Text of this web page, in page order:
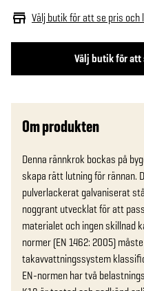
Välj butik för att
Välj butik för att se pris och
Om produkten
Denna rännkrok bockas på
skapa rätt lutning för rännan.
pulverlackerat galvaniserat
noggrant utvecklat för att
materialet och ingen skillnad
normer (EN 1462: 2005)
takavvattningssystem
EN-normen har två